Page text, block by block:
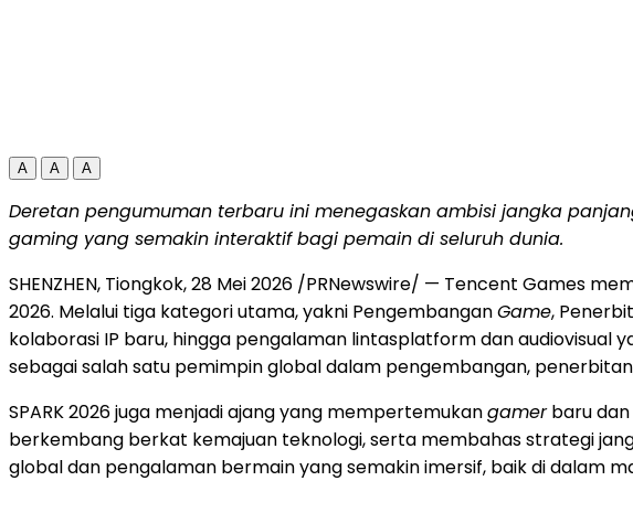
A A A
Deretan pengumuman terbaru ini menegaskan ambisi jangka
gaming yang semakin interaktif bagi pemain di seluruh dunia.
SHENZHEN, Tiongkok, 28 Mei 2026 /PRNewswire/ — Tencent Games
2026. Melalui tiga kategori utama, yakni PengembanganGame,
kolaborasi IP baru, hingga pengalaman lintasplatform dan audiovisual
sebagai salah satu pemimpin global dalam pengembangan,
SPARK 2026 juga menjadi ajang yang mempertemukangamerbaru dan
berkembang berkat kemajuan teknologi, serta membahas strategi
global dan pengalaman bermain yang semakin imersif, baik di dalam